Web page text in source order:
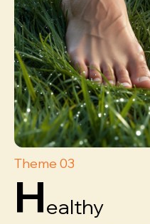
Theme 03
Healthy